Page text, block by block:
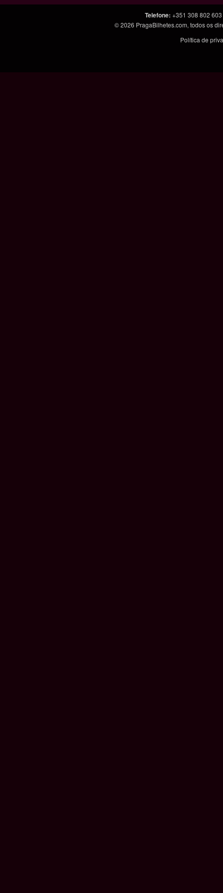
Telefone: +351 308 802 603
© 2026 PragaBilhetes.com, todos os
Política de